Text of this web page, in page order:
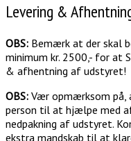
Levering &
OBS: Bemærk at der skal
minimum kr. 2500,- for at
& afhentning af udstyret!
OBS: Vær opmærksom
person til at hjælpe med
nedpakning af udstyret.
ekstra mandskab til at